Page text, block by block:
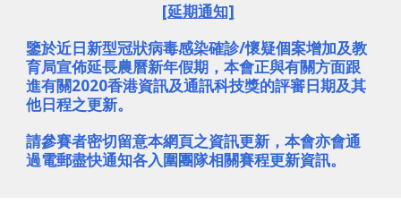
[延期通知]
鑒於近日新型冠狀病毒感染確診/懷疑個案增加及教
育局宣佈延長農曆新年假期，本會正與有關方面跟
進有關2020香港資訊及通訊科技獎的評審日期及其
他日程之更新。
請參賽者密切留意本網頁之資訊更新，本會亦會通
過電郵盡快通知各入圍團隊相關賽程更新資訊。